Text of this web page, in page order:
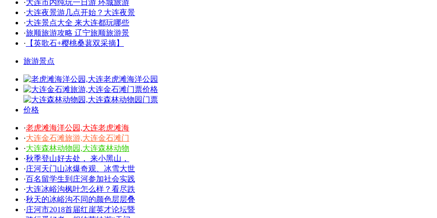
·大连市内纯玩一日游 环城旅游
·大连夜景游几点开始？大连夜景
·大连景点大全 来大连都玩哪些
·旅顺旅游攻略 辽宁旅顺旅游景
· 【英歌石+樱桃桑葚双采摘】
旅游景点
·老虎滩海洋公园,大连老虎滩海
·大连金石滩旅游,大连金石滩门
·大连森林动物园,大连森林动物
·秋季登山好去处， 来小黑山，
·庄河天门山冰爆奇观、冰雪大世
·百名留学生到庄河参加社会实践
·大连冰峪沟枫叶怎么样？看尽跌
·秋天的冰峪沟不同的颜色层层叠
·庄河市2018首届红崖英才论坛暨